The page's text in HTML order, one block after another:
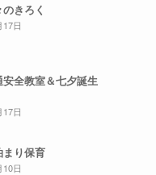
きろく
日
全教室＆七夕誕生
日
り保育
日